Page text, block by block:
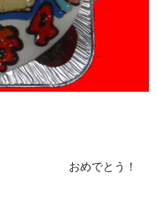
おめでとう！